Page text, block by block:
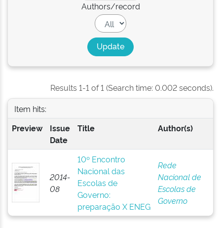
Authors/record
Results 1-1 of 1 (Search time: 0.002 seconds).
Item hits:
Preview
Issue
Date
Title Author(s)
2014-
08
10º Encontro
Nacional das
Escolas de
Governo:
preparação X ENEG
Rede
Nacional de
Escolas de
Governo